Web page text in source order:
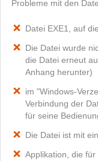
Probleme mit den
Datei EXE1, auf
Die Datei wurde
die Datei erneut
Anhang herunter)
im "Windows-
Verbindung der
für seine
Die Datei ist mit
Applikation, die